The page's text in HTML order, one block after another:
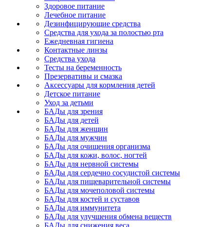
Здоровое питание
Лечебное питание
Дезинфицирующие средства
Средства для ухода за полостью рта
Ежедневная гигиена
Контактные линзы
Средства ухода
Тесты на беременность
Презервативы и смазка
Аксессуары для кормления детей
Детское питание
Уход за детьми
БАДы для зрения
БАДы для детей
БАДы для женщин
БАДы для мужчин
БАДы для очищения организма
БАДы для кожи, волос, ногтей
БАДы для нервной системы
БАДы для сердечно сосудистой системы
БАДы для пищеварительной системы
БАДы для мочеполовой системы
БАДы для костей и суставов
БАДы для иммунитета
БАДы для улучшения обмена веществ
БАДы для снижения веса